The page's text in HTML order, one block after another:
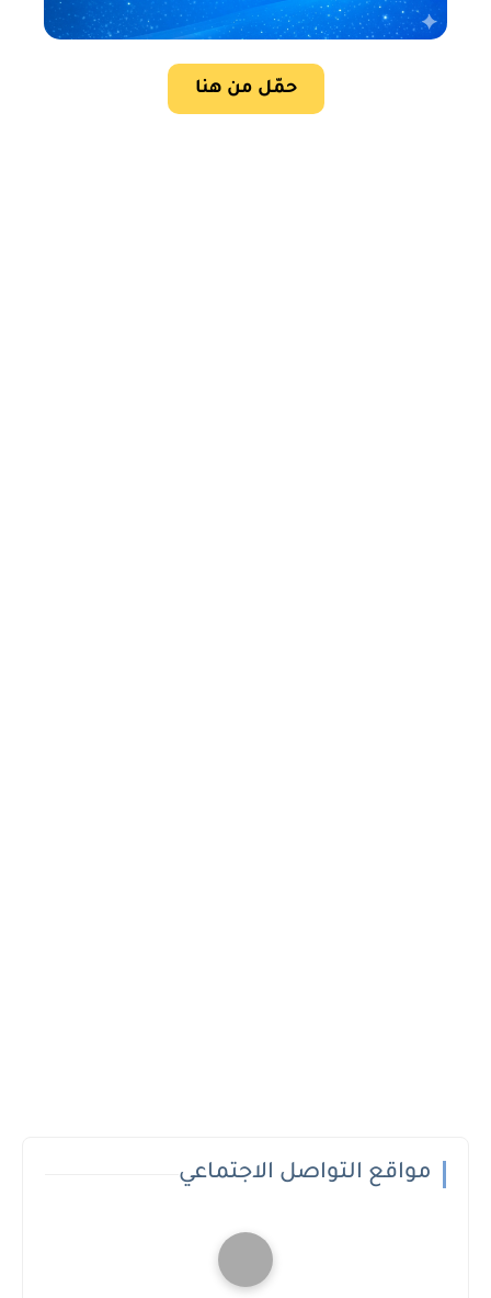
حمّل من هنا
مواقع التواصل الاجتماعي